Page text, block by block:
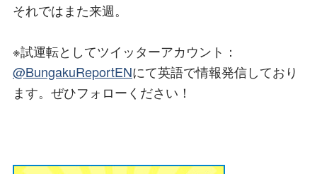
それではまた来週。
※試運転としてツイッターアカウント：
@BungakuReportENにて英語で情報発信しており
ます。ぜひフォローください！